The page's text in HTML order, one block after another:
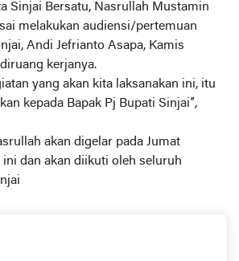
Sinjai Bersatu, Nasrullah Mustamin
melakukan audiensi/pertemuan
Andi Jefrianto Asapa, Kamis
kerjanya.
yang akan kita laksanakan ini, itu
kepada Bapak Pj Bupati Sinjai”,
akan digelar pada Jumat
dan akan diikuti oleh seluruh